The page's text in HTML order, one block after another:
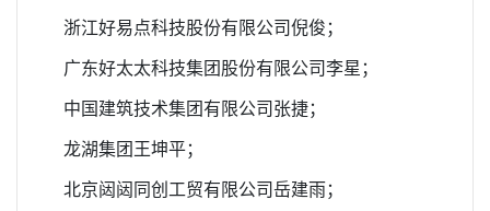
浙江好易点科技股份有限公司倪俊；
广东好太太科技集团股份有限公司李星；
中国建筑技术集团有限公司张捷；
龙湖集团王坤平；
北京闼闼同创工贸有限公司岳建雨；